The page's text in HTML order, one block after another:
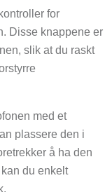
for
Disse knappene er
slik at du raskt
med et
plassere den i
å ha den
du enkelt